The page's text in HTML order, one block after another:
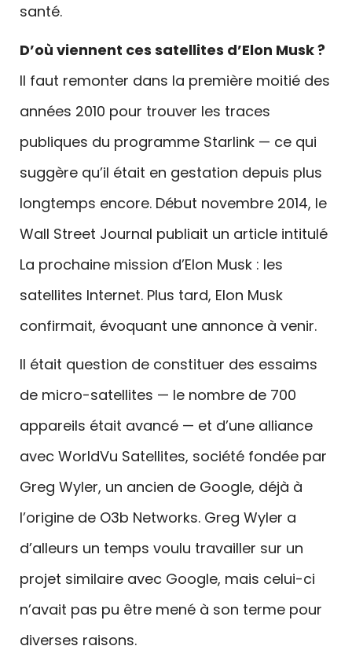
santé.
D’où viennent ces satellites d’Elon Musk ?
Il faut remonter dans la première moitié des
années 2010 pour trouver les traces
publiques du programme Starlink — ce qui
suggère qu’il était en gestation depuis plus
longtemps encore. Début novembre 2014, le
Wall Street Journal publiait un article intitulé
La prochaine mission d’Elon Musk : les
satellites Internet. Plus tard, Elon Musk
confirmait, évoquant une annonce à venir.
Il était question de constituer des essaims
de micro-satellites — le nombre de 700
appareils était avancé — et d’une alliance
avec WorldVu Satellites, société fondée par
Greg Wyler, un ancien de Google, déjà à
l’origine de O3b Networks. Greg Wyler a
d’alleurs un temps voulu travailler sur un
projet similaire avec Google, mais celui-ci
n’avait pas pu être mené à son terme pour
diverses raisons.